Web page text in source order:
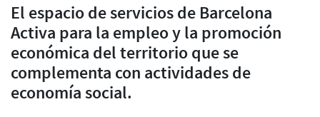
El espacio de servicios de Barcelona
Activa para la empleo y la promoción
económica del territorio que se
complementa con actividades de
economía social.